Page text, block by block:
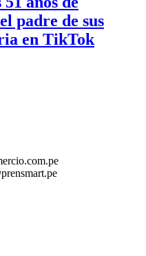
padre de sus
en TikTok